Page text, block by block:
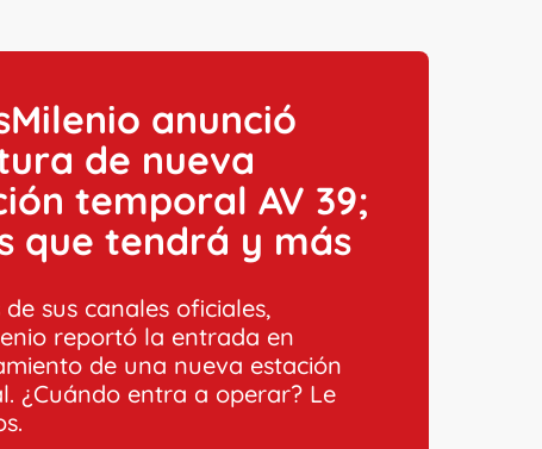
anunció
de nueva
temporal AV 39;
que tendrá y más
sus canales oficiales,
reportó la entrada en
de una nueva estación
¿Cuándo entra a operar? Le